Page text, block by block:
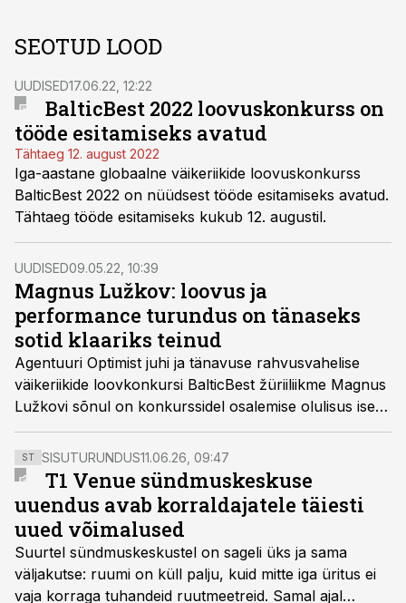
SEOTUD LOOD
UUDISED17.06.22, 12:22
BalticBest 2022 loovuskonkurss on
tööde esitamiseks avatud
Tähtaeg 12. august 2022
Iga-aastane globaalne väikeriikide loovuskonkurss
BalticBest 2022 on nüüdsest tööde esitamiseks avatud.
Tähtaeg tööde esitamiseks kukub 12. augustil.
UUDISED09.05.22, 10:39
Magnus Lužkov: loovus ja
performance turundus on tänaseks
sotid klaariks teinud
Agentuuri Optimist juhi ja tänavuse rahvusvahelise
väikeriikide loovkonkursi BalticBest žüriiliikme Magnus
Lužkovi sõnul on konkurssidel osalemise olulisus isegi
kasvanud, kuna talentide jahtimine on muutunud
agressiivsemaks. Lisaks rääkis ta, et vanemad brändid
peavad täna konkurentsis püsimiseks rohkem
pingutama ning pakkus, et nende agentuuris on Eestis
ainsana tööl Metaverse’i projektidega tegelev
põhikohaga spetsialist.
ST SISUTURUNDUS11.06.26, 09:47
T1 Venue sündmuskeskuse
uuendus avab korraldajatele täiesti
uued võimalused
Suurtel sündmuskeskustel on sageli üks ja sama
väljakutse: ruumi on küll palju, kuid mitte iga üritus ei
vaja korraga tuhandeid ruutmeetreid. Samal ajal